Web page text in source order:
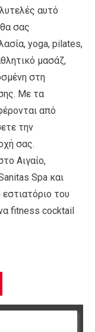
αυτό
σας
yoga, pilates,
μασάζ,
στη
Με τα
από
την
σας.
Αιγαίο,
Spa και
του
fitness cocktail